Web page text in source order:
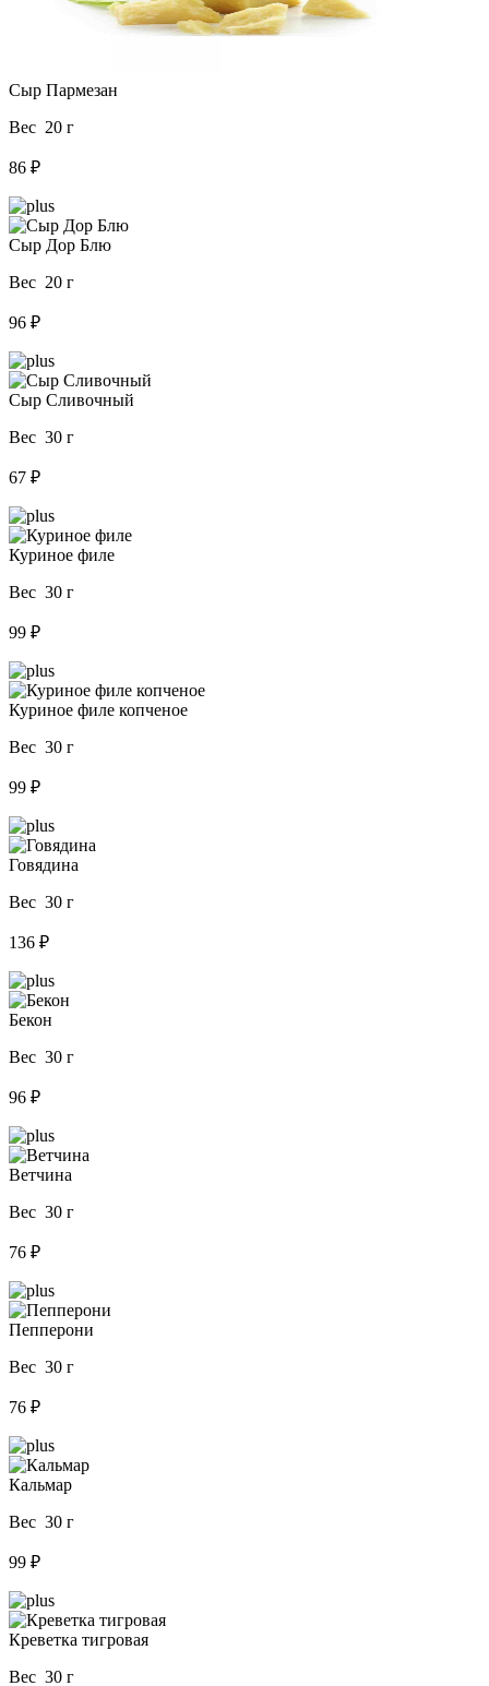
Сыр Пармезан
Вес 20 г
86 ₽
Сыр Дор Блю
Вес 20 г
96 ₽
Сыр Сливочный
Вес 30 г
67 ₽
Куриное филе
Вес 30 г
99 ₽
Куриное филе копченое
Вес 30 г
99 ₽
Говядина
Вес 30 г
136 ₽
Бекон
Вес 30 г
96 ₽
Ветчина
Вес 30 г
76 ₽
Пепперони
Вес 30 г
76 ₽
Кальмар
Вес 30 г
99 ₽
Креветка тигровая
Вес 30 г